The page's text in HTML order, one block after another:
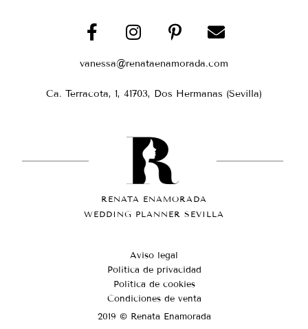
vanessa@renataenamorada.com
Ca. Terracota, 1, 41703, Dos Hermanas (Sevilla)
RENATA ENAMORADA
WEDDING PLANNER SEVILLA
Aviso legal
Política de privacidad
Política de cookies
Condiciones de venta
2019 © Renata Enamorada